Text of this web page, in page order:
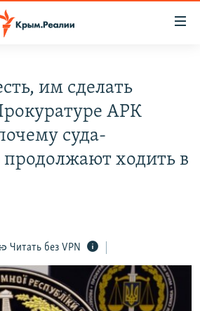
им сделать
АРК
суда-
ходить в
Читать без VPN